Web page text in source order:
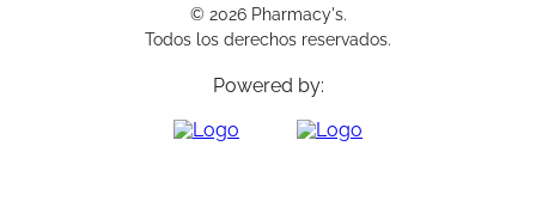
© 2026 Pharmacy's.
Todos los derechos reservados.
Powered by: